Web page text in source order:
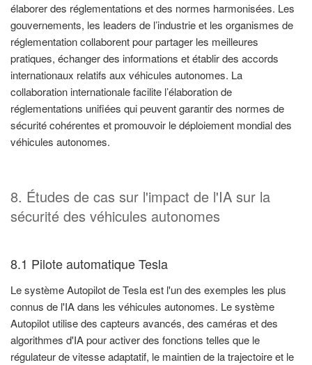
élaborer des réglementations et des normes harmonisées. Les
gouvernements, les leaders de l’industrie et les organismes de
réglementation collaborent pour partager les meilleures
pratiques, échanger des informations et établir des accords
internationaux relatifs aux véhicules autonomes. La
collaboration internationale facilite l’élaboration de
réglementations unifiées qui peuvent garantir des normes de
sécurité cohérentes et promouvoir le déploiement mondial des
véhicules autonomes.
8. Études de cas sur l'impact de l'IA sur la
sécurité des véhicules autonomes
8.1 Pilote automatique Tesla
Le système Autopilot de Tesla est l'un des exemples les plus
connus de l'IA dans les véhicules autonomes. Le système
Autopilot utilise des capteurs avancés, des caméras et des
algorithmes d'IA pour activer des fonctions telles que le
régulateur de vitesse adaptatif, le maintien de la trajectoire et le